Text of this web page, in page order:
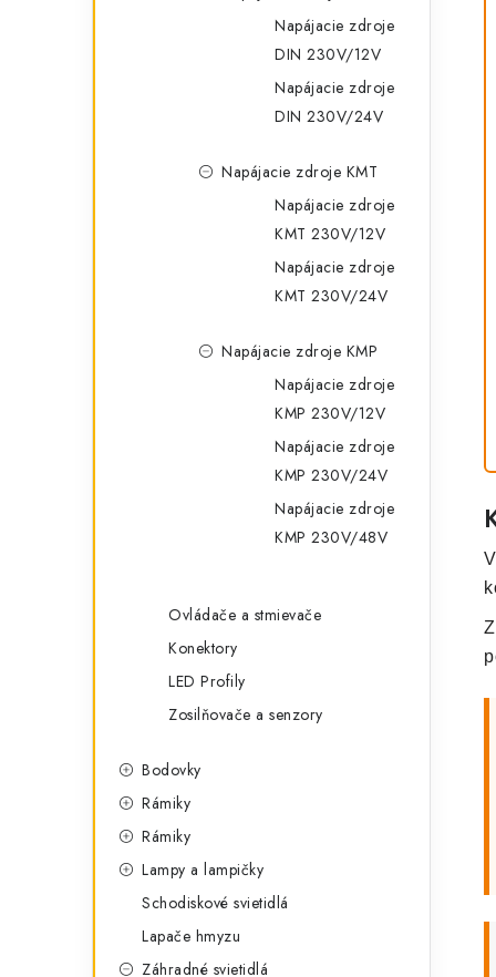
Napájacie zdroje
DIN 230V/12V
Napájacie zdroje
DIN 230V/24V
Napájacie zdroje KMT
Napájacie zdroje
KMT 230V/12V
Napájacie zdroje
KMT 230V/24V
Napájacie zdroje KMP
Napájacie zdroje
KMP 230V/12V
Napájacie zdroje
KMP 230V/24V
Napájacie zdroje
KMP 230V/48V
Ovládače a stmievače
Konektory
LED Profily
Zosilňovače a senzory
Bodovky
Rámiky
Rámiky
Lampy a lampičky
Schodiskové svietidlá
Lapače hmyzu
Záhradné svietidlá